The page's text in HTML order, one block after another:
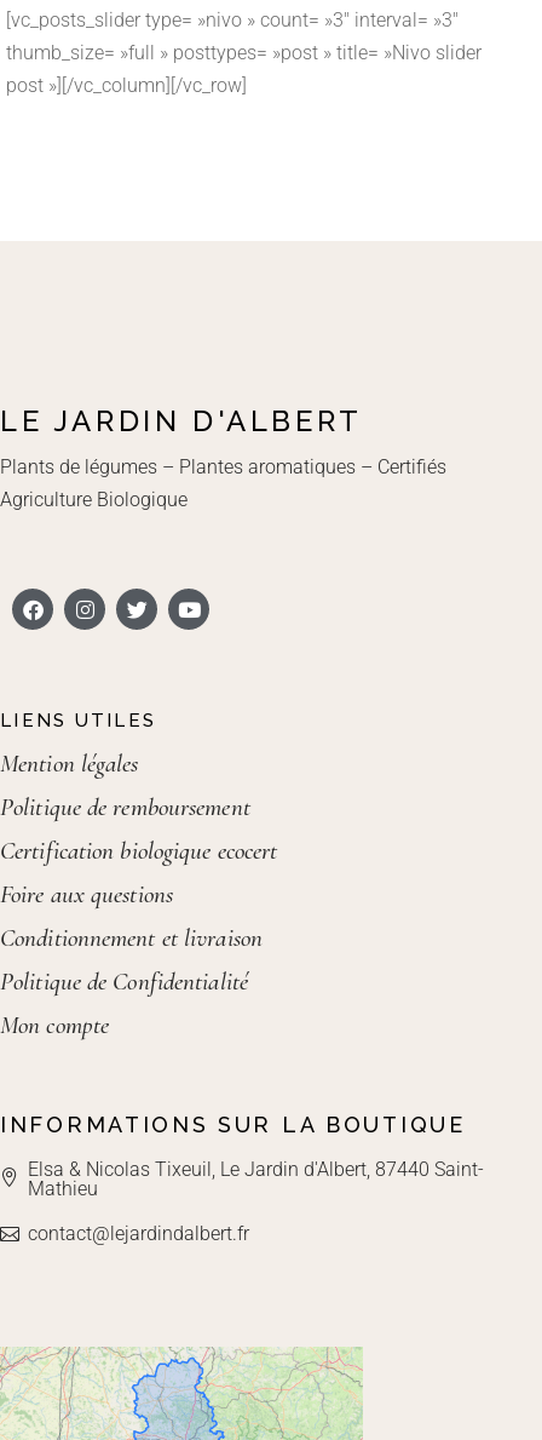
[vc_posts_slider type= »nivo » count= »3″ interval= »3″
thumb_size= »full » posttypes= »post » title= »Nivo slider
post »][/vc_column][/vc_row]
LE JARDIN D'ALBERT
Plants de légumes – Plantes aromatiques – Certifiés
Agriculture Biologique
LIENS UTILES
Mention légales
Politique de remboursement
Certification biologique ecocert
Foire aux questions
Conditionnement et livraison
Politique de Confidentialité
Mon compte
INFORMATIONS SUR LA BOUTIQUE
Elsa & Nicolas Tixeuil, Le Jardin d'Albert, 87440 Saint-
Mathieu
contact@lejardindalbert.fr